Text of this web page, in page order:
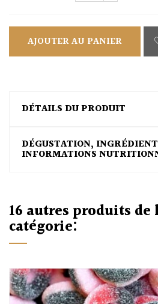
AJOUTER AU PANIER
DÉTAILS DU PRODUIT
DÉGUSTATION,
INFORMATIONS
16 autres produits
catégorie: